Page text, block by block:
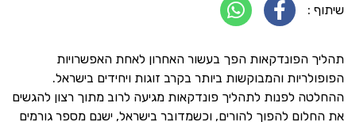
שיתוף :
תהליך הפונדקאות הפך בעשור האחרון לאחת האפשרויות
הפופולריות והמבוקשות ביותר בקרב זוגות ויחידים בישראל.
ההחלטה לפנות לתהליך פונדקאות מגיעה לרוב מתוך רצון להגשים
את החלום להפוך להורים, וכשמדובר בישראל, ישנם מספר גורמים